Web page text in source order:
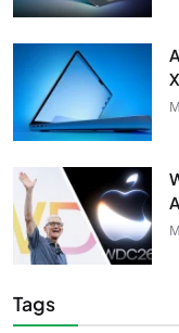
Tags